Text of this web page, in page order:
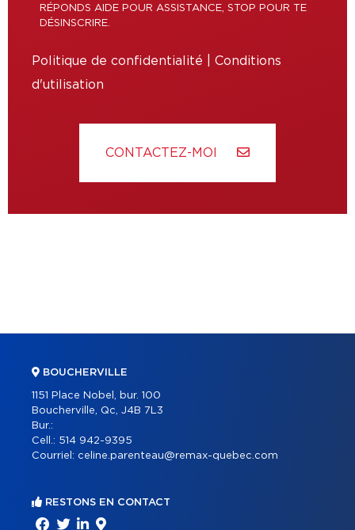
RÉPONDS AIDE POUR ASSISTANCE, STOP POUR TE
DÉSINSCRIRE.
Politique de confidentialité
Conditions
d'utilisation
CONTACTEZ-MOI
BOUCHERVILLE
1151 Place Nobel, bur. 100
Boucherville, Qc, J4B 7L3
Bur.:
Cell.: 514 942-9395
Courriel: celine.parenteau@remax-quebec.com
RESTONS EN CONTACT